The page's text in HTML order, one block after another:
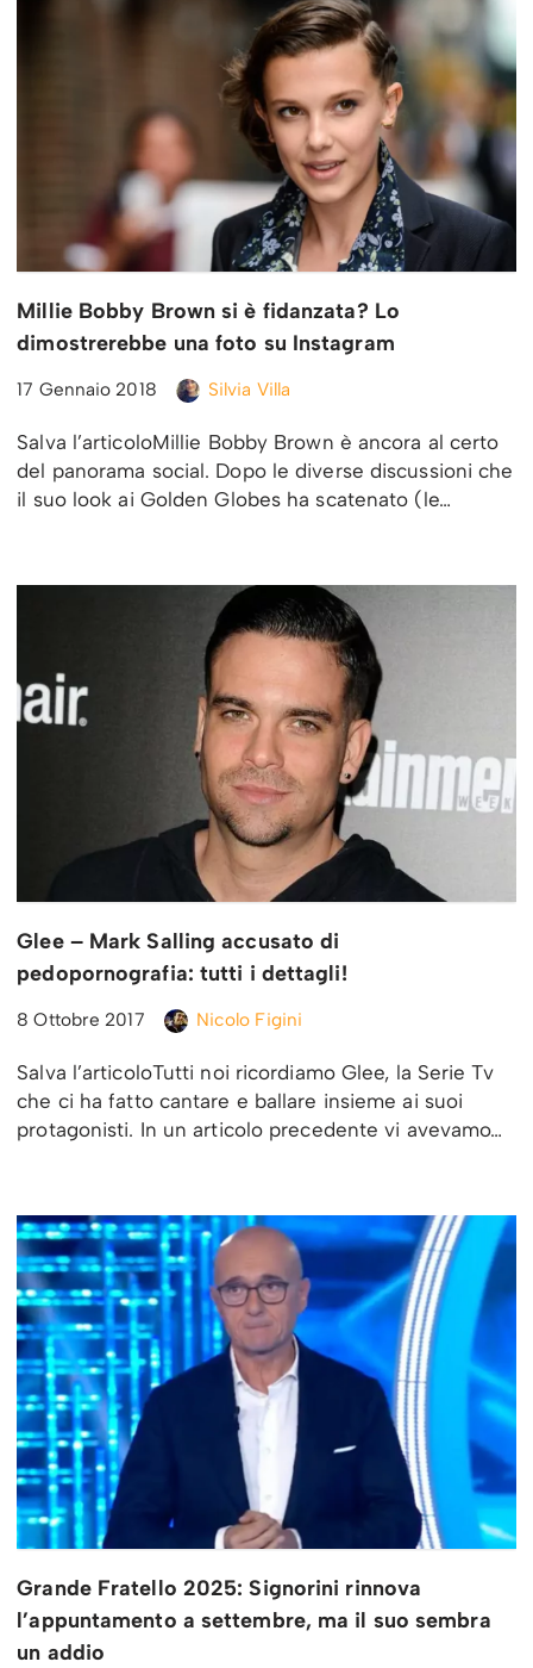
Millie Bobby Brown si è fidanzata? Lo
dimostrerebbe una foto su Instagram
17 Gennaio 2018 Silvia Villa
Salva l’articoloMillie Bobby Brown è ancora al certo
del panorama social. Dopo le diverse discussioni che
il suo look ai Golden Globes ha scatenato (le…
Glee – Mark Salling accusato di
pedopornografia: tutti i dettagli!
8 Ottobre 2017 Nicolo Figini
Salva l’articoloTutti noi ricordiamo Glee, la Serie Tv
che ci ha fatto cantare e ballare insieme ai suoi
protagonisti. In un articolo precedente vi avevamo…
Grande Fratello 2025: Signorini rinnova
l’appuntamento a settembre, ma il suo sembra
un addio